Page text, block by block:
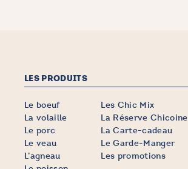
LES PRODUITS
Le boeuf
La volaille
Le porc
Le veau
L’agneau
Les Chic Mix
La Réserve Chicoine
La Carte-cadeau
Le Garde-Manger
Les promotions